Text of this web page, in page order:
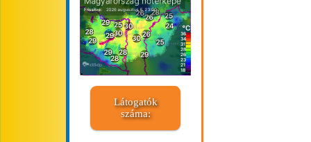
Látogatók
száma: